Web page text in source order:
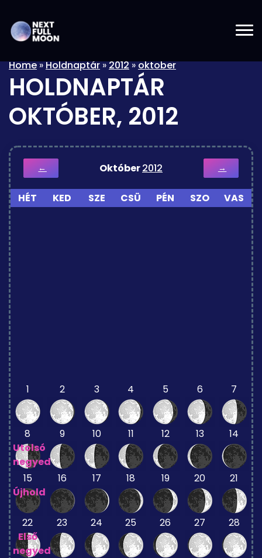
Home»Holdnaptár»2012»oktober
HOLDNAPTÁR
OKTÓBER, 2012
← Október2012 →
HÉT KED SZE CSÜ PÉN SZO VAS
1 2 3 4 5 6 7
8
Utolsó
negyed
9 10 11 12 13 14
15
Újhold
16 17 18 19 20 21
22
Első
negyed
23 24 25 26 27 28